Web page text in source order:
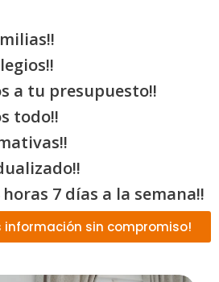
a tu presupuesto!!
todo!!
7 días a la semana!!
información sin compromiso!